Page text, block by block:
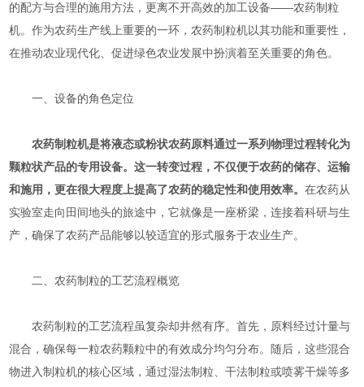
的配方与合理的施用方法，更离不开高效的加工设备——农药制粒
机。作为农药生产线上重要的一环，农药制粒机以其功能和重要性，
在推动农业现代化、促进绿色农业发展中扮演着至关重要的角色。
一、设备的角色定位
农药制粒机是将液态或粉状农药原料通过一系列物理过程转化为
颗粒状产品的专用设备。这一转变过程，不仅便于农药的储存、运输
和施用，更在很大程度上提高了农药的稳定性和使用效率。在农药从
实验室走向田间地头的旅途中，它就像是一座桥梁，连接着科研与生
产，确保了农药产品能够以较适宜的形式服务于农业生产。
二、农药制粒的工艺流程概览
农药制粒的工艺流程虽复杂却井然有序。首先，原料经过计量与
混合，确保每一粒农药颗粒中的有效成分均匀分布。随后，这些混合
物进入制粒机的核心区域，通过湿法制粒、干法制粒或喷雾干燥等多